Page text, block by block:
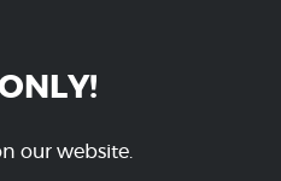
our website.